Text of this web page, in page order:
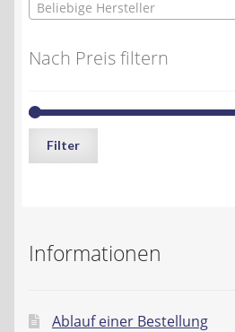
Beliebige Hersteller
Nach Preis filtern
Filter
Informationen
Ablauf einer Bestellung